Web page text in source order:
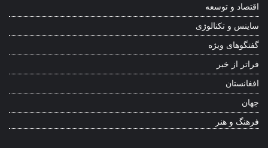
اقتصاد و توسعه
ساینس و تکنالوژی
گفتگوهای ویژه
فراتر از خبر
افغانستان
جهان
فرهنگ و هنر